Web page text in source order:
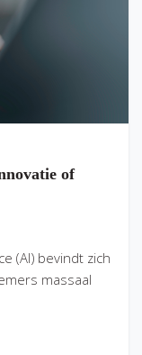
of
(AI) bevindt zich
massaal